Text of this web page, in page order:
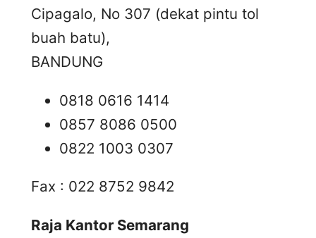
Cipagalo, No 307 (dekat pintu tol
buah batu),
BANDUNG
0818 0616 1414
0857 8086 0500
0822 1003 0307
Fax : 022 8752 9842
Raja Kantor Semarang